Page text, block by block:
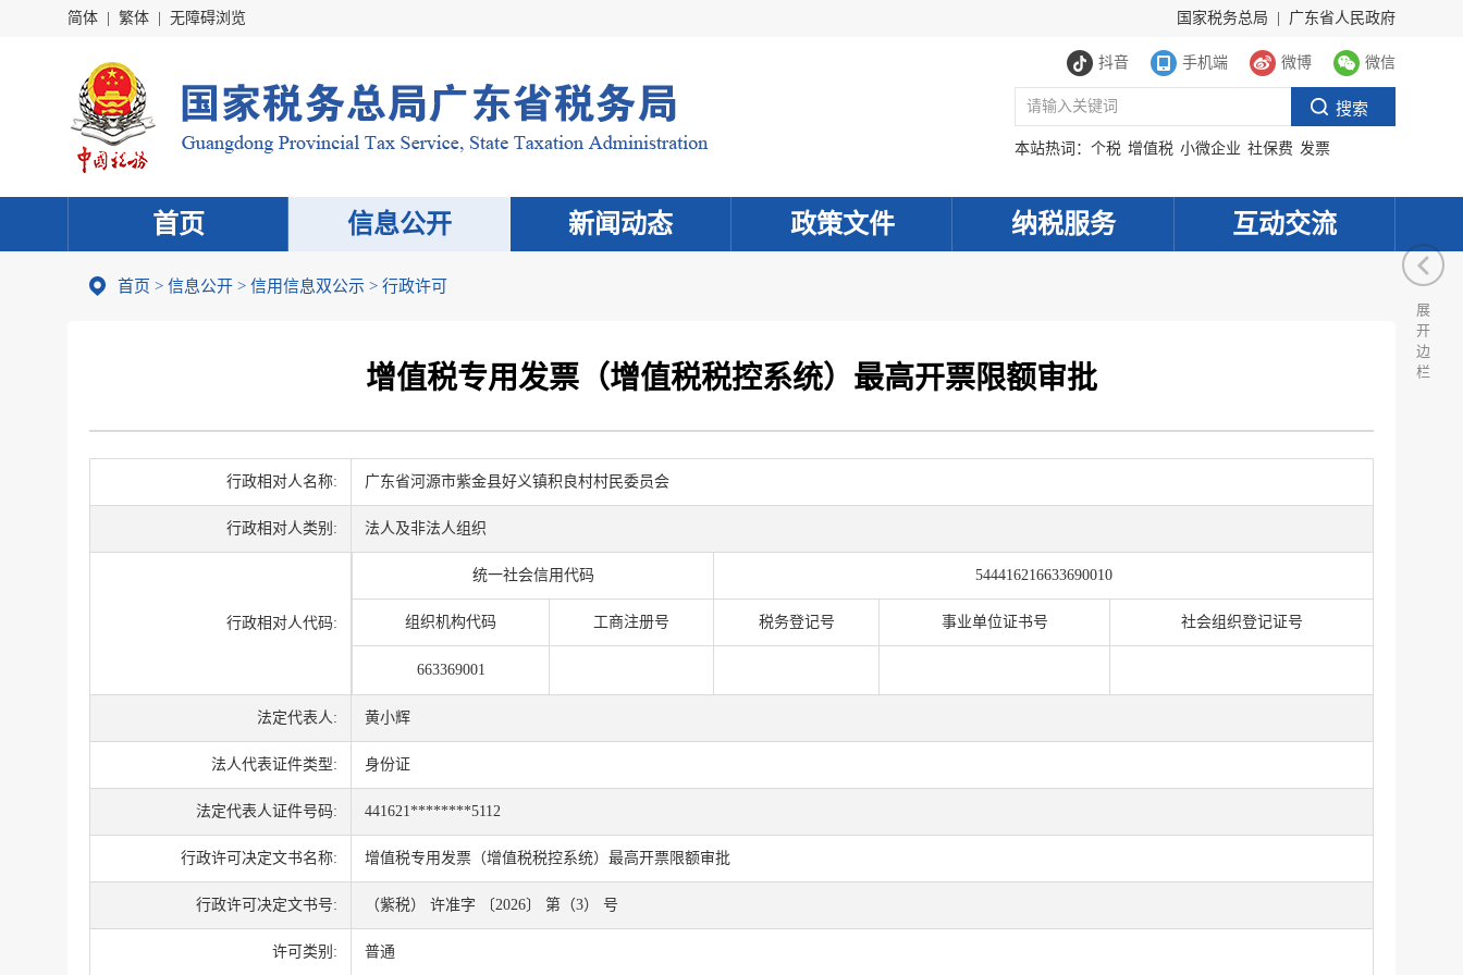
简体 繁体 无障碍浏览 国家税务总局 广东省人民政府
抖音 手机端 微博 微信
本站热词： 个税 增值税 小微企业 社保费 发票
首页 信息公开 新闻动态 政策文件 纳税服务 互动交流
首页 > 信息公开 > 信用信息双公示 > 行政许可
增值税专用发票（增值税税控系统）最高开票限额审批
行政相对人名称: 广东省河源市紫金县好义镇积良村村民委员会
行政相对人类别: 法人及非法人组织
行政相对人代码:
统一社会信用代码 544416216633690010
组织机构代码 工商注册号 税务登记号 事业单位证书号 社会组织登记证号
663369001
法定代表人: 黄小辉
法人代表证件类型: 身份证
法定代表人证件号码: 441621********5112
行政许可决定文书名称: 增值税专用发票（增值税税控系统）最高开票限额审批
行政许可决定文书号: （紫税） 许准字 〔2026〕 第（3） 号
许可类别: 普通
展
开
边
栏